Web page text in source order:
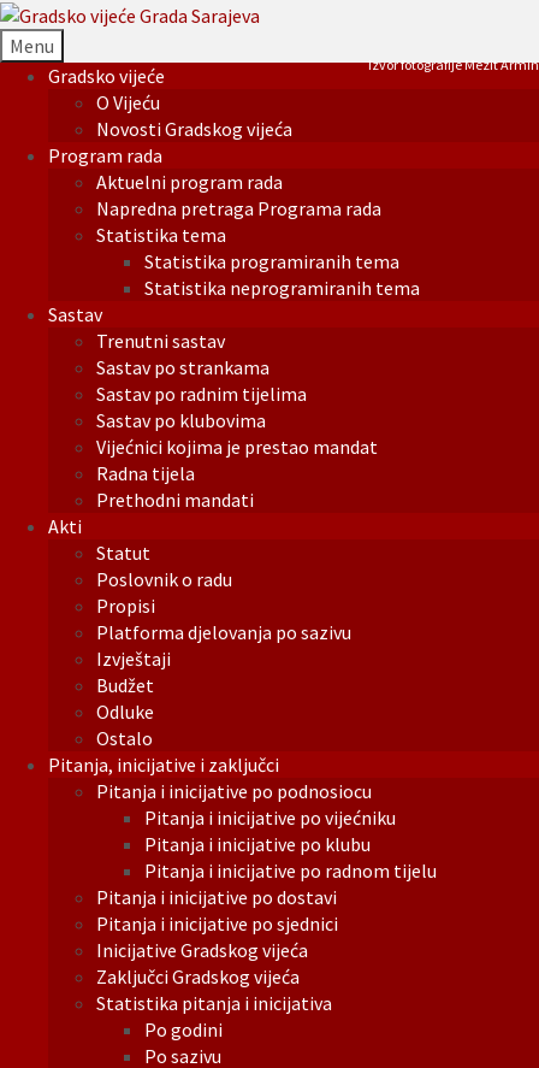
Menu
Gradsko vijeće
O Vijeću
Novosti Gradskog vijeća
Program rada
Aktuelni program rada
Napredna pretraga Programa rada
Statistika tema
Statistika programiranih tema
Statistika neprogramiranih tema
Sastav
Trenutni sastav
Sastav po strankama
Sastav po radnim tijelima
Sastav po klubovima
Vijećnici kojima je prestao mandat
Radna tijela
Prethodni mandati
Akti
Statut
Poslovnik o radu
Propisi
Platforma djelovanja po sazivu
Izvještaji
Budžet
Odluke
Ostalo
Pitanja, inicijative i zaključci
Pitanja i inicijative po podnosiocu
Pitanja i inicijative po vijećniku
Pitanja i inicijative po klubu
Pitanja i inicijative po radnom tijelu
Pitanja i inicijative po dostavi
Pitanja i inicijative po sjednici
Inicijative Gradskog vijeća
Zaključci Gradskog vijeća
Statistika pitanja i inicijativa
Po godini
Po sazivu
Izvor fotografije Mezit Armin